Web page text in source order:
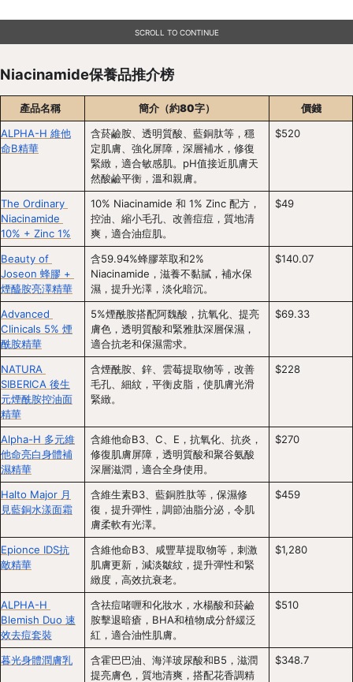
SCROLL TO CONTINUE
Niacinamide保養品推介榜
產品名稱 簡介（約80字）
價錢
ALPHA-H 維他
命B精華
含菸鹼胺、透明質酸、藍銅肽等，穩
定肌膚、強化屏障，深層補水，修復
緊緻，適合敏感肌。pH值接近肌膚天
然酸鹼平衡，溫和親膚。
$520
The Ordinary
Niacinamide
10% + Zinc 1%
10% Niacinamide 和 1% Zinc 配方，
控油、縮小毛孔、改善痘痘，質地清
爽，適合油痘肌。
$49
Beauty of
Joseon 蜂膠 +
煙醯胺亮澤精華
含59.94%蜂膠萃取和2%
Niacinamide，滋養不黏膩，補水保
濕，提升光澤，淡化暗沉。
$140.07
Advanced
Clinicals 5% 煙
酰胺精華
5%煙酰胺搭配阿魏酸，抗氧化、提亮
膚色，透明質酸和緊雅肽深層保濕，
適合抗老和保濕需求。
$69.33
NATURA
SIBERICA 後生
元煙酰胺控油面
精華
含煙酰胺、鋅、雲莓提取物等，改善
毛孔、細紋，平衡皮脂，使肌膚光滑
緊緻。
$228
Alpha-H 多元維
他命亮白身體補
濕精華
含維他命B3、C、E，抗氧化、抗炎，
修復肌膚屏障，透明質酸和聚谷氨酸
深層滋潤，適合全身使用。
$270
Halto Major 月
見藍銅水漾面霜
含維生素B3、藍銅胜肽等，保濕修
復，提升彈性，調節油脂分泌，令肌
膚柔軟有光澤。
$459
Epionce IDS抗
敵精華
含維他命B3、咸豐草提取物等，刺激
肌膚更新，減淡皺紋，提升彈性和緊
緻度，高效抗衰老。
$1,280
ALPHA-H
Blemish Duo 速
效去痘套裝
含祛痘啫喱和化妝水，水楊酸和菸鹼
胺擊退暗瘡，BHA和植物成分舒緩泛
紅，適合油性肌膚。
$510
暮光身體潤膚乳
含霍巴巴油、海洋玻尿酸和B5，滋潤
提亮膚色，質地清爽，搭配花香調精
$348.7